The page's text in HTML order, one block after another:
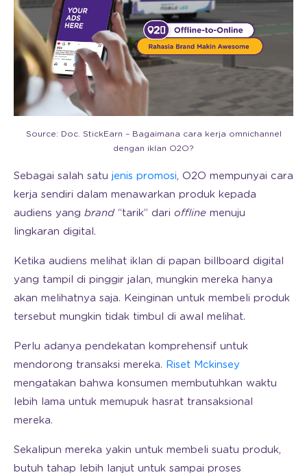
Source: Doc. StickEarn – Bagaimana cara kerja omnichannel
dengan iklan O2O?
Sebagai salah satu jenis promosi, O2O mempunyai cara
kerja sendiri dalam menawarkan produk kepada
audiens yang brand “tarik” dari offline menuju
lingkaran digital.
Ketika audiens melihat iklan di papan billboard digital
yang tampil di pinggir jalan, mungkin mereka hanya
akan melihatnya saja. Keinginan untuk membeli produk
tersebut mungkin tidak timbul di awal melihat.
Perlu adanya pendekatan komprehensif untuk
mendorong transaksi mereka. Riset Mckinsey
mengatakan bahwa konsumen membutuhkan waktu
lebih lama untuk memupuk hasrat transaksional
mereka.
Sekalipun mereka yakin untuk membeli suatu produk,
butuh tahap lebih lanjut untuk sampai proses